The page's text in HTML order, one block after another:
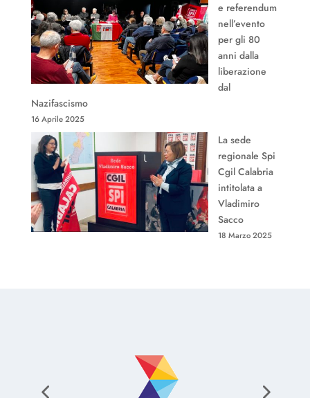
e referendum
nell’evento
per gli 80
anni dalla
liberazione
dal
Nazifascismo
16 Aprile 2025
La sede
regionale Spi
Cgil Calabria
intitolata a
Vladimiro
Sacco
18 Marzo 2025